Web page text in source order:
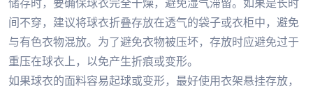
储存时，要确保球衣完全干燥，避免湿气滞留。如果是长时
间不穿，建议将球衣折叠存放在透气的袋子或衣柜中，避免
与有色衣物混放。为了避免衣物被压坏，存放时应避免过于
重压在球衣上，以免产生折痕或变形。
如果球衣的面料容易起球或变形，最好使用衣架悬挂存放，